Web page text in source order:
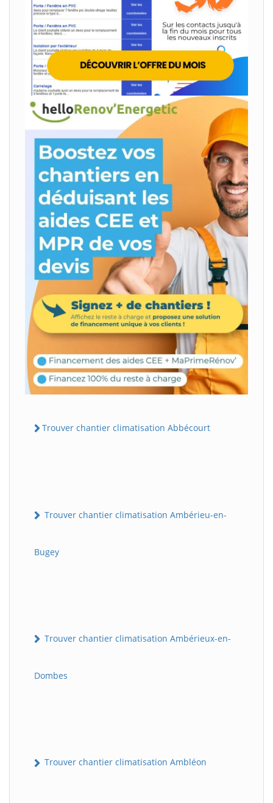
Trouver chantier climatisation Abbécourt
Trouver chantier climatisation Ambérieu-en-
Bugey
Trouver chantier climatisation Ambérieux-en-
Dombes
Trouver chantier climatisation Ambléon